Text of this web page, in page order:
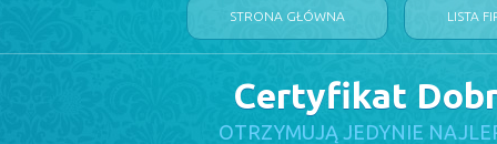
STRONA GŁÓWNA LISTA
Certyfikat
OTRZYMUJĄ JEDYNIE